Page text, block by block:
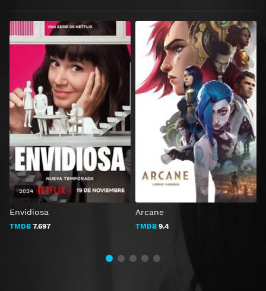
Envidiosa
TMDB 7.697
2024
Arcane
TMDB 9.4